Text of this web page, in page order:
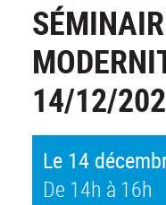
14/12/
Le 14
De 14h à 16h